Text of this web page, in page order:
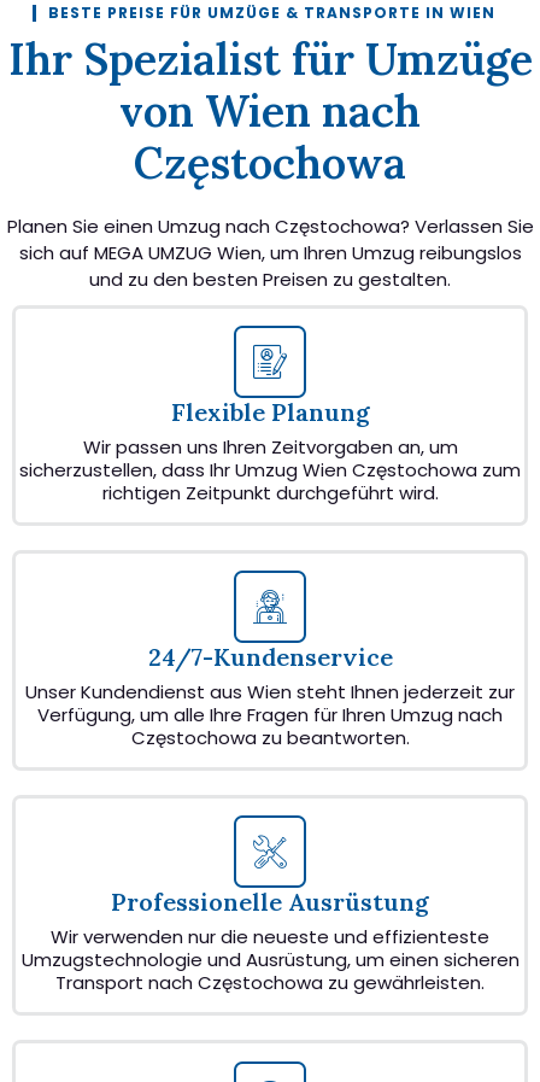
BESTE PREISE FÜR UMZÜGE & TRANSPORTE IN WIEN
Ihr Spezialist für Umzüge
von Wien nach
Częstochowa
Planen Sie einen Umzug nach Częstochowa? Verlassen Sie
sich auf MEGA UMZUG Wien, um Ihren Umzug reibungslos
und zu den besten Preisen zu gestalten.
Flexible Planung
Wir passen uns Ihren Zeitvorgaben an, um
sicherzustellen, dass Ihr Umzug Wien Częstochowa zum
richtigen Zeitpunkt durchgeführt wird.
24/7-Kundenservice
Unser Kundendienst aus Wien steht Ihnen jederzeit zur
Verfügung, um alle Ihre Fragen für Ihren Umzug nach
Częstochowa zu beantworten.
Professionelle Ausrüstung
Wir verwenden nur die neueste und effizienteste
Umzugstechnologie und Ausrüstung, um einen sicheren
Transport nach Częstochowa zu gewährleisten.